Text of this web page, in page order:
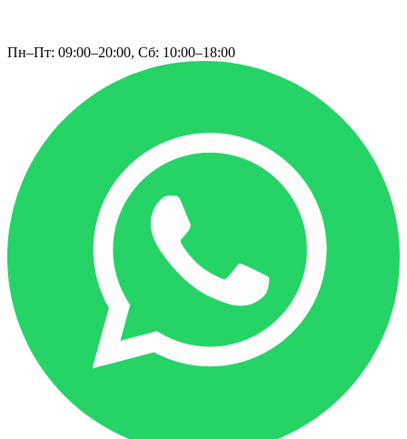
Пн–Пт: 09:00–20:00, Сб: 10:00–18:00